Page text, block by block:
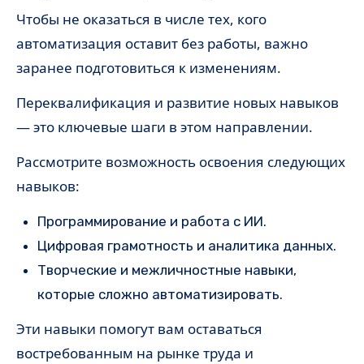
Чтобы не оказаться в числе тех, кого
автоматизация оставит без работы, важно
заранее подготовиться к изменениям.
Переквалификация и развитие новых навыков
— это ключевые шаги в этом направлении.
Рассмотрите возможность освоения следующих
навыков:
Программирование и работа с ИИ.
Цифровая грамотность и аналитика данных.
Творческие и межличностные навыки,
которые сложно автоматизировать.
Эти навыки помогут вам оставаться
востребованным на рынке труда и